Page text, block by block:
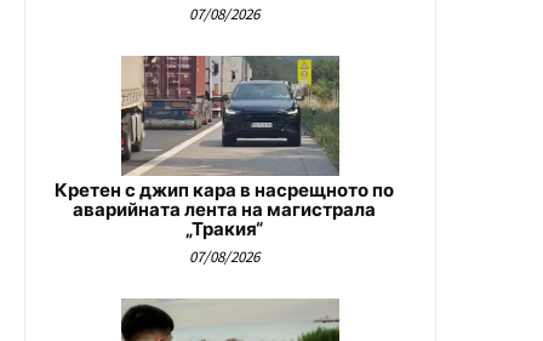
07/08/2026
Кретен с джип кара в насрещното по
аварийната лента на магистрала
„Тракия“
07/08/2026